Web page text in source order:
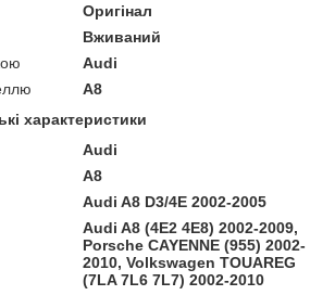
Оригінал
Вживаний
Audi
A8
характеристики
Audi
A8
Audi A8 D3/4E 2002-2005
Audi A8 (4E2 4E8) 2002-2009,
Porsche CAYENNE (955) 2002-
2010, Volkswagen TOUAREG
(7LA 7L6 7L7) 2002-2010